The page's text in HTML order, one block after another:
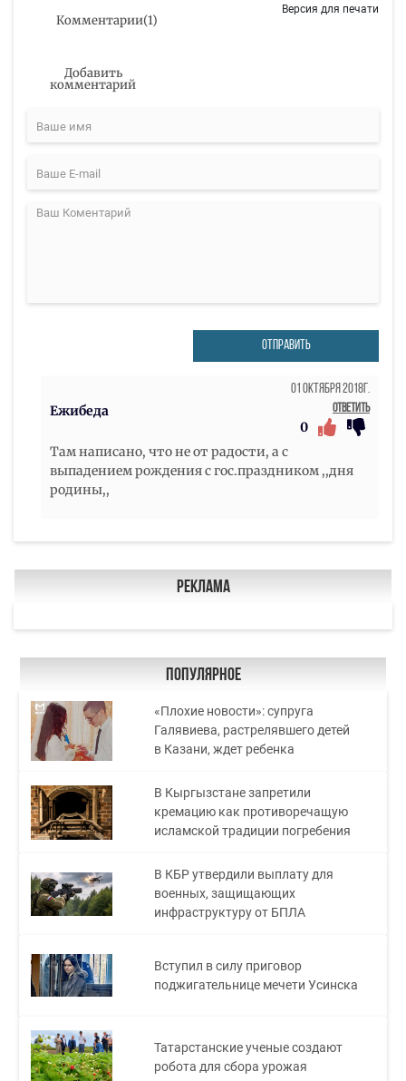
Комментарии(1)
Версия для печати
Добавить
комментарий
ОТПРАВИТЬ
Ежибеда
01 Октября 2018г.
Ответить
0
Там написано, что не от радости, а с
выпадением рождения с гос.праздником ,,дня
родины,,
Реклама
Популярное
«Плохие новости»: супруга
Галявиева, растрелявшего детей
в Казани, ждет ребенка
В Кыргызстане запретили
кремацию как противоречащую
исламской традиции погребения
В КБР утвердили выплату для
военных, защищающих
инфраструктуру от БПЛА
Вступил в силу приговор
поджигательнице мечети Усинска
Татарстанские ученые создают
робота для сбора урожая